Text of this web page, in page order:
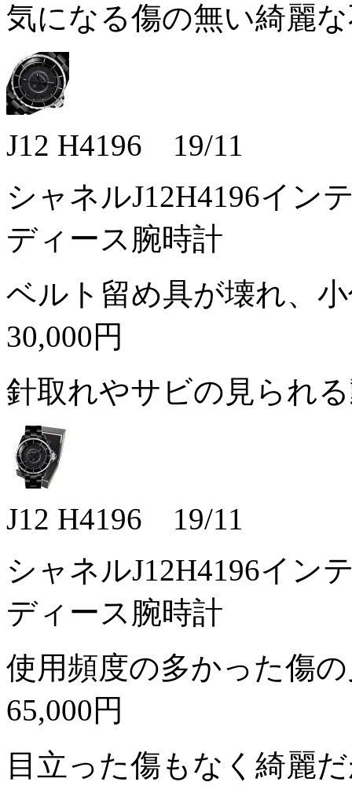
気になる傷の無い綺麗
J12 H4196 19/11
シャネルJ12H4196イン
ディース腕時計
ベルト留め具が壊れ、
30,000円
針取れやサビの見られ
J12 H4196 19/11
シャネルJ12H4196イン
ディース腕時計
使用頻度の多かった傷
65,000円
目立った傷もなく綺麗